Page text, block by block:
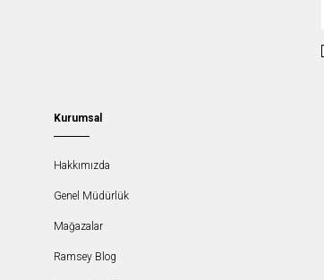
Kurumsal
Hakkımızda
Genel Müdürlük
Mağazalar
Ramsey Blog